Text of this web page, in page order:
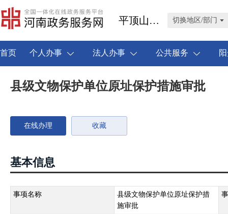
平顶山市舞钢市 切换地区/部门
首页 个人办事 法人办事 公共服务
县级文物保护单位原址保护措施审批
在线办理 收藏
基本信息
事项名称
县级文物保护单位原址保护措
施审批